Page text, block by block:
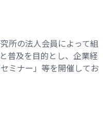
所の法人会員によって組
普及を目的とし、企業経
ミナー」等を開催してお